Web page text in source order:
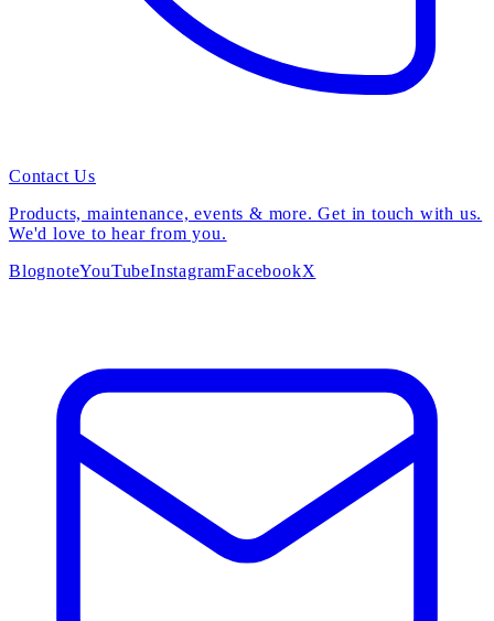
Contact Us
Products, maintenance, events & more. Get in touch with us.
We'd love to hear from you.
BlognoteYouTubeInstagramFacebookX